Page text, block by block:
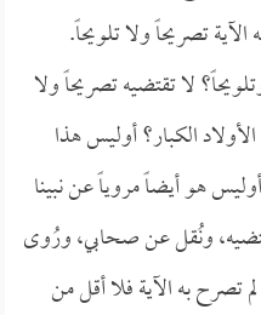
تصريحاً ولا تلويحاً.
لا تقتضيه تصريحاً ولا
الكبار؟ أوليس هذا
هو أيضاً مروياً عن نبينا
ونُقل عن صحابي، ورُوى
تصرح به الآية فلا أقل من